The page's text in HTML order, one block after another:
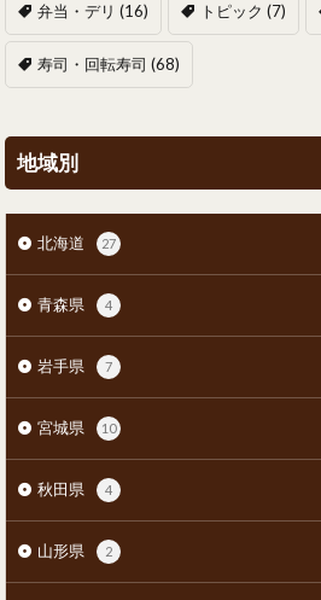
弁当・デリ (16) トピック (7)
寿司・回転寿司 (68)
地域別
北海道 27
青森県 4
岩手県 7
宮城県 10
秋田県 4
山形県 2